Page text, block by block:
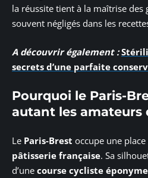
la réussite tient à la maîtrise des
souvent négligés dans les
A découvrir également :
secrets d’une parfaite
Pourquoi le Paris-
autant les amateurs
Le Paris-Brest occupe une
pâtisserie française. Sa
d’une course cycliste éponyme